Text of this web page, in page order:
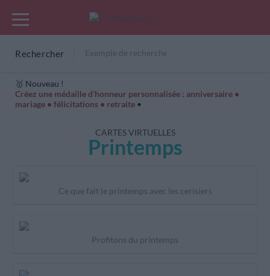
Rechercher
🥇 Nouveau !
Créez une médaille d’honneur personnalisée : anniversaire •
mariage • félicitations • retraite •
Cartes Hiver Cadeaux années de naissance
CARTES VIRTUELLES
Printemps
Ce que fait le printemps avec les cerisiers
Profitons du printemps